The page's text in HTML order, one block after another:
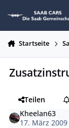
Startseite
Teilen
Kheelan63
17. März